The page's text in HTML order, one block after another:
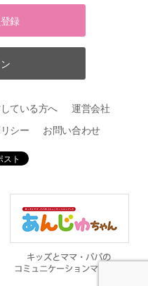
録
ている方へ
運営会社
シー お問い合わせ